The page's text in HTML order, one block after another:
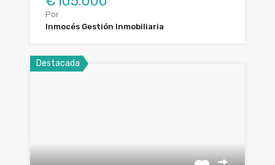
Por
Inmocés Gestión Inmobiliaria
Destacada